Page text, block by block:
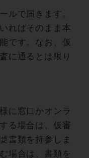
ルで届きます。
ればそのまま本
です。なお、仮
に通るとは限り
に窓口かオンラ
る場合は、仮審
書類を持参しま
場合は、書類を